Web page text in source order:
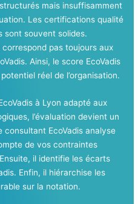
mais insuffisamment
Les certifications qualité
sont souvent solides.
pas toujours aux
Ainsi, le score EcoVadis
réel de l’organisation.
à Lyon adapté aux
l’évaluation devient un
EcoVadis analyse
de vos contraintes
il identifie les écarts
Enfin, il hiérarchise les
sur la notation.